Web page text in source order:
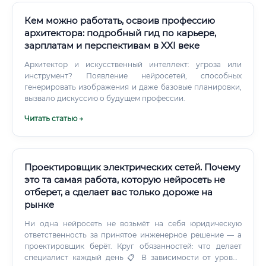
Кем можно работать, освоив профессию
архитектора: подробный гид по карьере,
зарплатам и перспективам в XXI веке
Архитектор и искусственный интеллект: угроза или
инструмент? Появление нейросетей, способных
генерировать изображения и даже базовые планировки,
вызвало дискуссию о будущем профессии.
Читать статью →
Проектировщик электрических сетей. Почему
это та самая работа, которую нейросеть не
отберет, а сделает вас только дороже на
рынке
Ни одна нейросеть не возьмёт на себя юридическую
ответственность за принятое инженерное решение — а
проектировщик берёт. Круг обязанностей: что делает
специалист каждый день 📋 В зависимости от уровня